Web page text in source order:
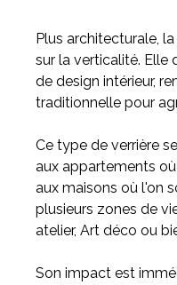
Plus architecturale,
sur la verticalité. Elle
de design intérieur,
traditionnelle pour
Ce type de verrière
aux appartements
aux maisons où l'on
plusieurs zones de
atelier, Art déco ou
Son impact est